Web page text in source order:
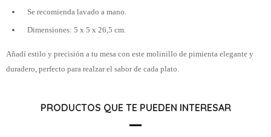
Se recomienda lavado a mano.
Dimensiones: 5 x 5 x 26,5 cm.
Añadí estilo y precisión a tu mesa con este molinillo de pimienta elegante y
duradero, perfecto para realzar el sabor de cada plato.
PRODUCTOS QUE TE PUEDEN INTERESAR